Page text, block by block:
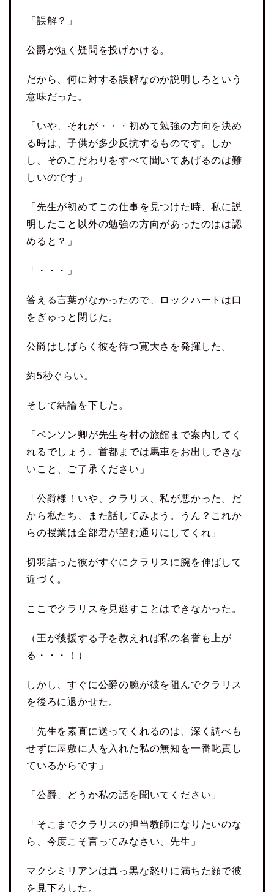
「誤解？」
公爵が短く疑問を投げかける。
だから、何に対する誤解なのか説明しろという
意味だった。
「いや、それが・・・初めて勉強の方向を決め
る時は、子供が多少反抗するものです。しか
し、そのこだわりをすべて聞いてあげるのは難
しいのです」
「先生が初めてこの仕事を見つけた時、私に説
明したこと以外の勉強の方向があったのはは認
めると？」
「・・・」
答える言葉がなかったので、ロックハートは口
をぎゅっと閉じた。
公爵はしばらく彼を待つ寛大さを発揮した。
約5秒ぐらい。
そして結論を下した。
「ベンソン卿が先生を村の旅館まで案内してく
れるでしょう。首都までは馬車をお出しできな
いこと、ご了承ください」
「公爵様！いや、クラリス、私が悪かった。だ
から私たち、また話してみよう。うん？これか
らの授業は全部君が望む通りにしてくれ」
切羽詰った彼がすぐにクラリスに腕を伸ばして
近づく。
ここでクラリスを見逃すことはできなかった。
（王が後援する子を教えれば私の名誉も上が
る・・・！）
しかし、すぐに公爵の腕が彼を阻んでクラリス
を後ろに退かせた。
「先生を素直に送ってくれるのは、深く調べも
せずに屋敷に人を入れた私の無知を一番叱責し
ているからです」
「公爵、どうか私の話を聞いてください」
「そこまでクラリスの担当教師になりたいのな
ら、今度こそ言ってみなさい、先生」
マクシミリアンは真っ黒な怒りに満ちた顔で彼
を見下ろした。